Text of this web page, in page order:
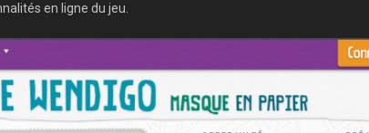
en ligne du jeu.